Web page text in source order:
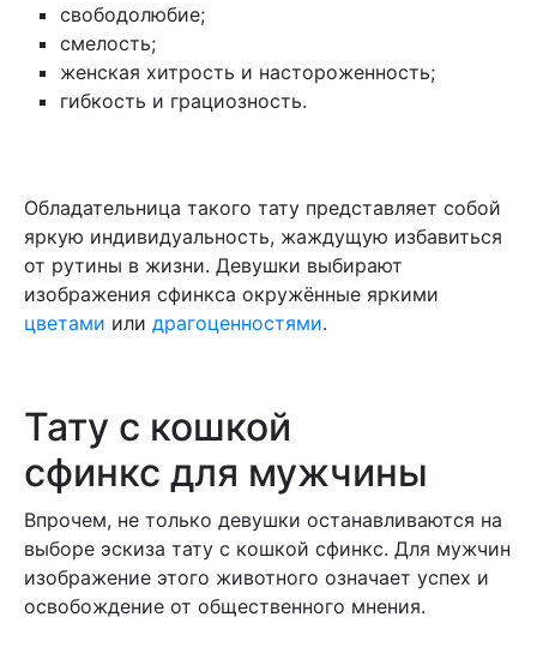
свободолюбие;
смелость;
женская хитрость и настороженность;
гибкость и грациозность.
Обладательница такого тату представляет собой
яркую индивидуальность, жаждущую избавиться
от рутины в жизни. Девушки выбирают
изображения сфинкса окружённые яркими
цветами или драгоценностями.
Тату с кошкой
сфинкс для мужчины
Впрочем, не только девушки останавливаются на
выборе эскиза тату с кошкой сфинкс. Для мужчин
изображение этого животного означает успех и
освобождение от общественного мнения.